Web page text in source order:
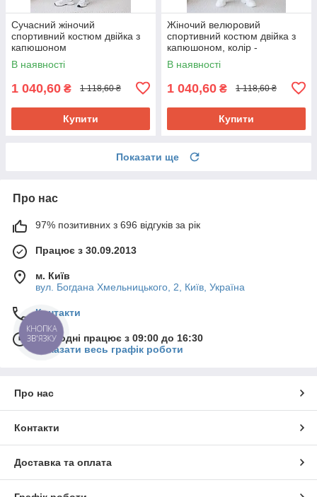
Сучасний жіночий
спортивний костюм двійка з
капюшоном
кольору капучино
В наявності
1 040,60 ₴ 1 118,60 ₴
Купити
Жіночий велюровий
спортивний костюм двійка з
капюшоном, колір -
ментоловий 54
В наявності
1 040,60 ₴ 1 118,60 ₴
Купити
Показати ще
Про нас
97% позитивних з 696 відгуків за рік
Працює з 30.09.2013
м. Київ
вул. Богдана Хмельницького, 2, Київ, Україна
Контакти
Сьогодні працює з 09:00 до 16:30
Показати весь графік роботи
Про нас
Контакти
Доставка та оплата
КНОПКА
ЗВ'ЯЗКУ